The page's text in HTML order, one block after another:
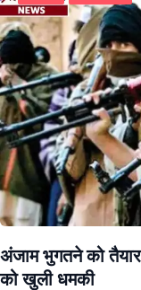
अंजाम भुगतने को
को खुली धमकी